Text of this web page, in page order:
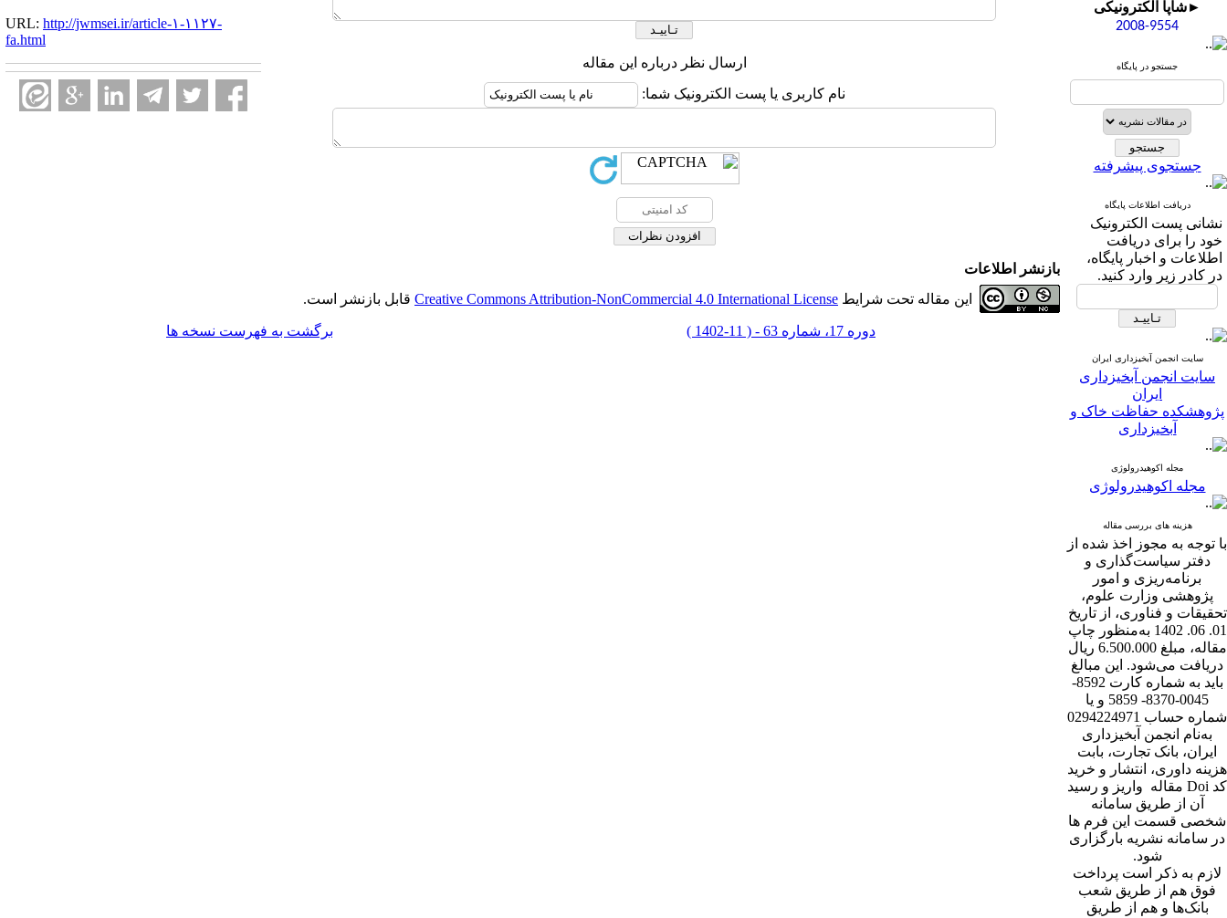
►شاپا الکترونیکی
2008-9554
جستجو در پایگاه
جستجوی پیشرفته
دریافت اطلاعات پایگاه
نشانی پست الکترونیک
خود را برای دریافت
اطلاعات و اخبار پایگاه،
در کادر زیر وارد کنید.
سایت انجمن آبخیزداری ایران
سایت انجمن آبخیزداری
ایران
پژوهشکده حفاظت خاک و
آبخیزداری
مجله اکوهیدرولوژی
مجله اکوهیدرولوژی
هزینه های بررسی مقاله
با توجه به مجوز اخذ شده از
دفتر سیاست‌گذاری و
برنامه‌ریزی و امور
پژوهشی وزارت علوم،
تحقیقات و فناوری، از تاریخ
01. 06. 1402 به‌منظور چاپ
مقاله، مبلغ 6.500.000 ریال
دریافت می‌شود. این مبالغ
باید به شماره کارت 8592-
0045-8370- 5859 و یا
شماره حساب 0294224971
به‌نام انجمن آبخیزداری
ایران، بانک تجارت، بابت
هزینه داوری، انتشار و خرید
کد Doi مقاله واریز و رسید
آن از طریق سامانه
شخصی قسمت این فرم ها
در سامانه نشریه بارگزاری
شود.
لازم به ذکر است پرداخت
فوق هم از طریق شعب
بانک‌‌ها و هم از طریق
ارسال نظر درباره این مقاله
نام کاربری یا پست الکترونیک شما:
URL: http://jwmsei.ir/article-۱-۱۱۲۷-
fa.html
بازنشر اطلاعات
این مقاله تحت شرایط Creative Commons Attribution-NonCommercial 4.0 International License قابل بازنشر است.
دوره 17، شماره 63 - ( 11-1402 ) برگشت به فهرست نسخه ها